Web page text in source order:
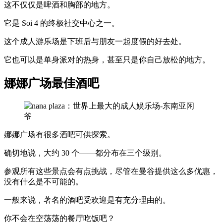
这不仅仅是啤酒和胸部的地方。
它是 Soi 4 的终极社交中心之一。
这个成人游乐场是下班后与朋友一起度假的好去处。
它也可以是单身派对的热身，甚至只是你自己放松的地方。
娜娜广场最佳酒吧
娜娜广场有很多酒吧可供探索。
确切地说，大约 30 个——都分布在三个级别。
参观所有这些景点会有点挑战，尽管在曼谷提供这么多优惠，
没有什么是不可能的。
一般来说，著名的酒吧受欢迎是有充分理由的。
你不会在空荡荡的餐厅吃饭吧？